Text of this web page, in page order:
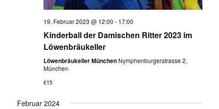
19. Februar 2023 @ 12:00 - 17:00
Kinderball der Damischen Ritter 2023 im
Löwenbräukeller
Löwenbräukeller München Nymphenburgerstrasse 2,
München
€15
Februar 2024